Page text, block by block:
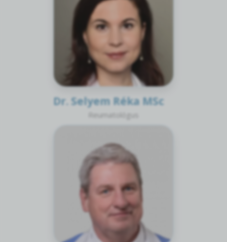
Dr. Selyem Réka MSc
Reumatológus